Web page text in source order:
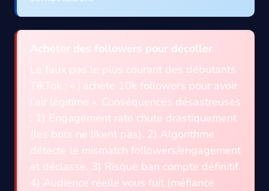
Acheter des followers pour décoller
Le faux pas le plus courant des débutants
TikTok : « j’achète 10k followers pour avoir
l’air légitime ». Conséquences désastreuses
: 1) Engagement rate chute drastiquement
(les bots ne likent pas). 2) Algorithme
détecte le mismatch followers/engagement
et déclasse. 3) Risque ban compte définitif.
4) Audience réelle vous fuit (méfiance